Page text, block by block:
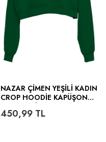
NAZAR ÇIMEN YEŞILI KADIN
CROP HOODIE KAPÜŞONLU
450,99 TL